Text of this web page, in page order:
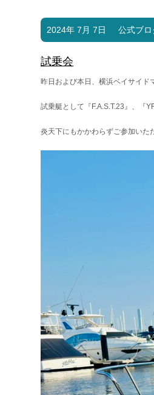
2024年 7月 7日 公式ブロ
試乗会
昨日および本日、横浜ベイサイド
試乗艇として『F.A.S.T.23』、『
炎天下にもかかわらずご参加いた